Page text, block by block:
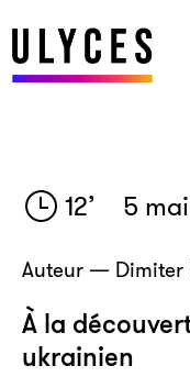
12’ 5
Auteur — Dimiter
À la
ukrainien